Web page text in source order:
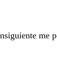
me